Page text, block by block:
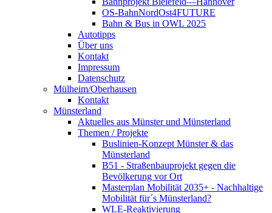
OS-BahnNordOst4FUTURE
Bahn & Bus in OWL 2025
Autotipps
Über uns
Kontakt
Impressum
Datenschutz
Mülheim/Oberhausen
Kontakt
Münsterland
Aktuelles aus Münster und Münsterland
Themen / Projekte
Buslinien-Konzept Münster & das
Münsterland
B51 - Straßenbauprojekt gegen die
Bevölkerung vor Ort
Masterplan Mobilität 2035+ - Nachhaltige
Mobilität für´s Münsterland?
WLE-Reaktivierung